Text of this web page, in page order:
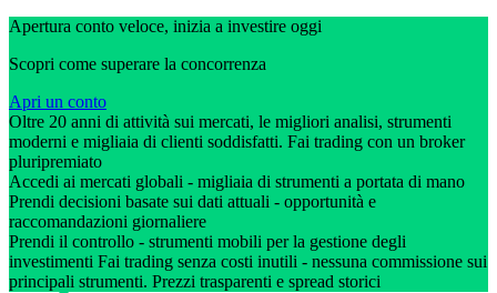
Apertura conto veloce, inizia a investire oggi
Scopri come superare la concorrenza
Apri un conto
Oltre 20 anni di attività sui mercati, le migliori analisi, strumenti
moderni e migliaia di clienti soddisfatti. Fai trading con un broker
pluripremiato
Accedi ai mercati globali - migliaia di strumenti a portata di mano
Prendi decisioni basate sui dati attuali - opportunità e
raccomandazioni giornaliere
Prendi il controllo - strumenti mobili per la gestione degli
investimenti Fai trading senza costi inutili - nessuna commissione sui
principali strumenti. Prezzi trasparenti e spread storici